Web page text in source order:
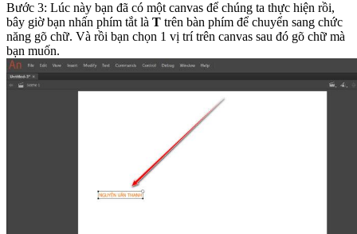
Bước 3: Lúc này bạn đã có một canvas để chúng ta thực hiện rồi,
bây giờ bạn nhấn phím tắt là T trên bàn phím để chuyển sang chức
năng gõ chữ. Và rồi bạn chọn 1 vị trí trên canvas sau đó gõ chữ mà
bạn muốn.